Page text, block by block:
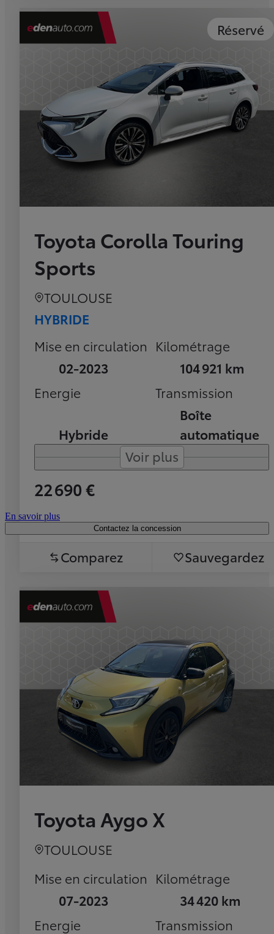
Réservé
Toyota Corolla Touring
Sports
TOULOUSE
HYBRIDE
Mise en circulation
02-2023
Kilométrage
104 921 km
Energie
Hybride
Transmission
Boîte
automatique
Voir plus
22 690 €
En savoir plus
Contactez la concession
Comparez Sauvegardez
Toyota Aygo X
TOULOUSE
Mise en circulation
07-2023
Kilométrage
34 420 km
Energie
Transmission